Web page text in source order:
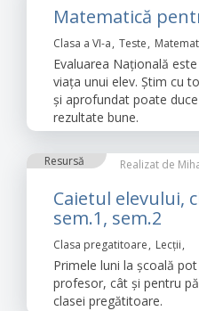
Matematică
Clasa a VI-a Teste
Evaluarea Națională
viața unui elev. Știm cu
și aprofundat poate
rezultate bune.
Resursă Realizat de
Caietul elevului,
sem.1, sem.2
Clasa pregatitoare Lecții
Primele luni la școală
profesor, cât și pentru
clasei pregătitoare.